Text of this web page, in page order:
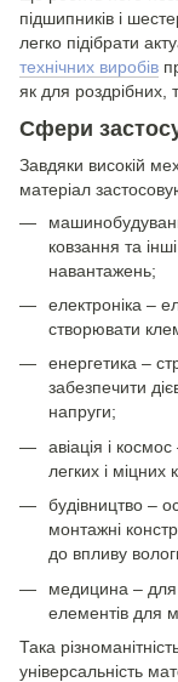
підшипників і
легко підібрати
технічних виробів
як для роздрібних,
Сфери
Завдяки високій
матеріал
ковзання та
навантажень;
електроніка –
створювати
енергетика –
забезпечити
напруги;
авіація і
легких і міцних
будівництво –
монтажні
до впливу
медицина – для
елементів для
Така
універсальність